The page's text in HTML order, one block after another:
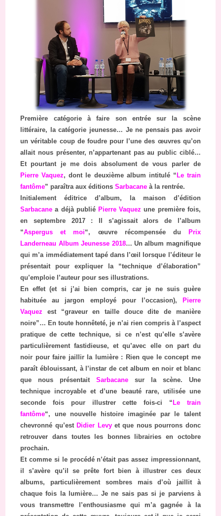
Première catégorie à faire son entrée sur la scène
littéraire, la catégorie jeunesse… Je ne pensais pas avoir
un véritable coup de foudre pour l’une des œuvres qu’on
allait nous présenter, n’appartenant pas au public ciblé…
Et pourtant je me dois absolument de vous parler de
Pierre Vaquez, dont le deuxième album intitulé “ Le train
fantôme” paraîtra aux éditionsSarbacane à la rentrée.
Initialement éditrice d’album, la maison d’édition
Sarbacane a déjà publié Pierre Vaquez une première fois,
en septembre 2017 : Il s’agissait alors de l’album
“Aspergus et moi“, œuvre récompensée du
Prix
Landerneau Album Jeunesse 2018… Un album magnifique
qui m’a immédiatement tapé dans l’œil lorsque l’éditeur le
présentait pour expliquer la “technique d’élaboration”
qu’emploie l’auteur pour ses illustrations.
En effet (et si j’ai bien compris, car je ne suis guère
habituée au jargon employé pour l’occasion),
Pierre
Vaquez est “graveur en taille douce dite de manière
noire”… En toute honnêteté, je n’ai rien compris à l’aspect
pratique de cette technique, si ce n’est qu’elle s’avère
particulièrement fastidieuse, et qu’avec elle on part du
noir pour faire jaillir la lumière : Rien que le concept me
paraît éblouissant, à l’instar de cet album en noir et blanc
que nous présentaitSarbacane sur la scène. Une
technique incroyable et d’une beauté rare, utilisée une
seconde fois pour illustrer cette fois-ci “ Le train
fantôme“, une nouvelle histoire imaginée par le talent
chevronné qu’est Didier Levyet que nous pourrons donc
retrouver dans toutes les bonnes librairies en octobre
prochain.
Et comme si le procédé n’était pas assez impressionnant,
il s’avère qu’il se prête fort bien à illustrer ces deux
albums, particulièrement sombres mais d’où jaillit à
chaque fois la lumière… Je ne sais pas si je parviens à
vous transmettre l’enthousiasme qui m’a gagnée à la